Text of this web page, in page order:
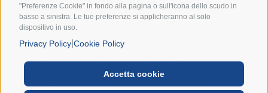
"Preferenze Cookie" in fondo alla pagina o sull'icona dello scudo in
basso a sinistra. Le tue preferenze si applicheranno al solo
dispositivo in uso.
Privacy Policy Cookie Policy
Accetta cookie
Associazione Italiana Guide e
Privacy Policy |
Cookie Policy
Preference Cookies